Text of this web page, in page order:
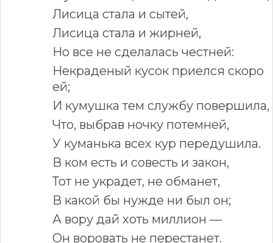
Лисица стала и сытей,
Лисица стала и жирней,
Но все не сделалась честней:
Некраденый кусок приелся скоро
ей;
И кумушка тем службу повершила,
Что, выбрав ночку потемней,
У куманька всех кур передушила.
В ком есть и совесть и закон,
Тот не украдет, не обманет,
В какой бы нужде ни был он;
А вору дай хоть миллион —
Он воровать не перестанет.